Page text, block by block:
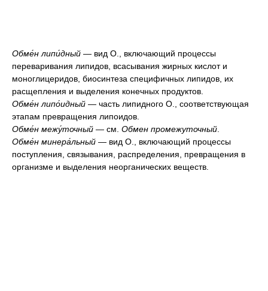
Обме́н липи́дный — вид О., включающий процессы
переваривания липидов, всасывания жирных кислот и
моноглицеридов, биосинтеза специфичных липидов, их
расщепления и выделения конечных продуктов.
Обме́н липо́идный — часть липидного О., соответствующая
этапам превращения липоидов.
Обме́н межу́точный — см. Обмен промежуточный
Обме́н минера́льный — вид О., включающий процессы
поступления, связывания, распределения, превращения в
организме и выделения неорганических веществ.